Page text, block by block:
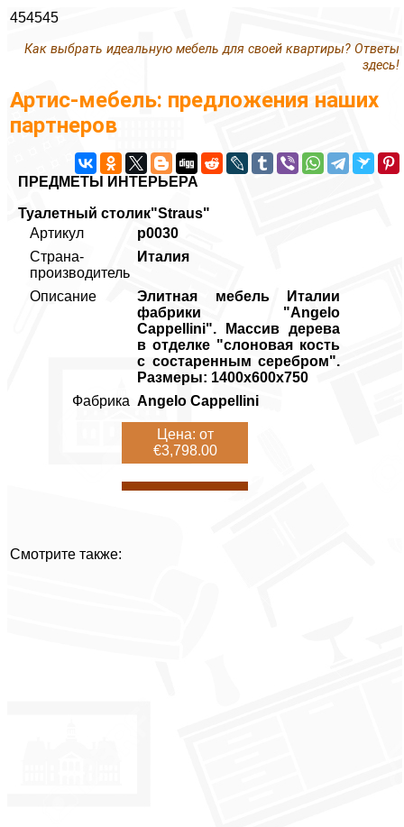
454545
Как выбрать идеальную мебель для своей квартиры? Ответы
здесь!
Артис-мебель: предложения наших
партнеров
ПРЕДМЕТЫ ИНТЕРЬЕРА
Туалетный столик"Straus"
Артикул
p0030
Страна-
производитель
Италия
Описание
Элитная мебель Италии
фабрики "Angelo
Cappellini". Массив дерева
в отделке "слоновая кость
с состаренным серебром".
Размеры: 1400х600х750
Фабрика Angelo Cappellini
Цена: от
€3,798.00
Смотрите также: